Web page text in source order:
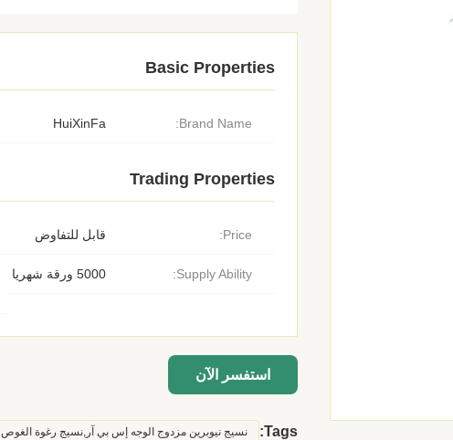
Basic Properties
Brand Name:
HuiXinFa
Trading Properties
Price: قابل للتفاوض
Supply Ability: 5000 ورقة شهريا
استفسر الآن
Tags:
نسيج نيوبرين مزدوج الوجه إس بي آر,نسيج رغوة الغوص SBR,ورقة رغوة SBR عالية درجة الحرارة